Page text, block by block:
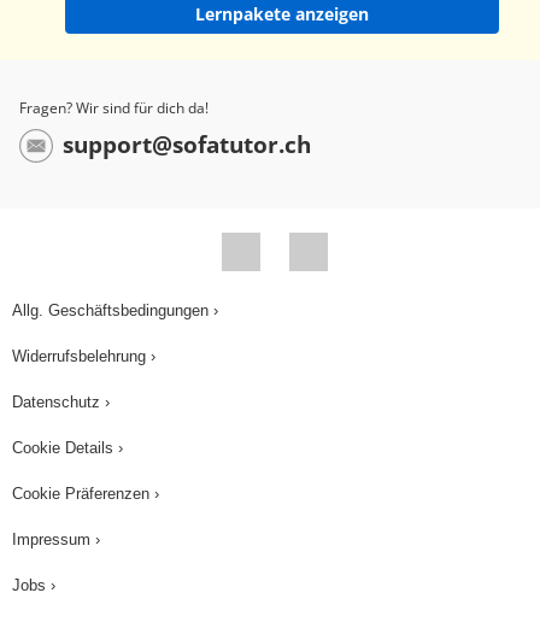
Lernpakete anzeigen
Fragen? Wir sind für dich da!
support@sofatutor.ch
Allg. Geschäftsbedingungen ›
Widerrufsbelehrung ›
Datenschutz ›
Cookie Details ›
Cookie Präferenzen ›
Impressum ›
Jobs ›